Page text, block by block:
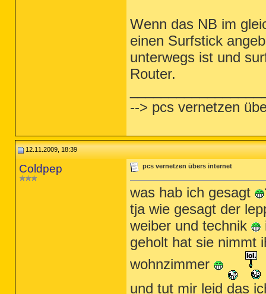
Wenn das NB im
einen Surfstick
unterwegs ist und
Router.
--> pcs vernetzen
12.11.2009, 18:39
Coldpep pcs vernetzen übers internet
was hab ich gesagt
tja wie gesagt der
weiber und technik
geholt hat sie nimmt
wohnzimmer
und tut mir leid das